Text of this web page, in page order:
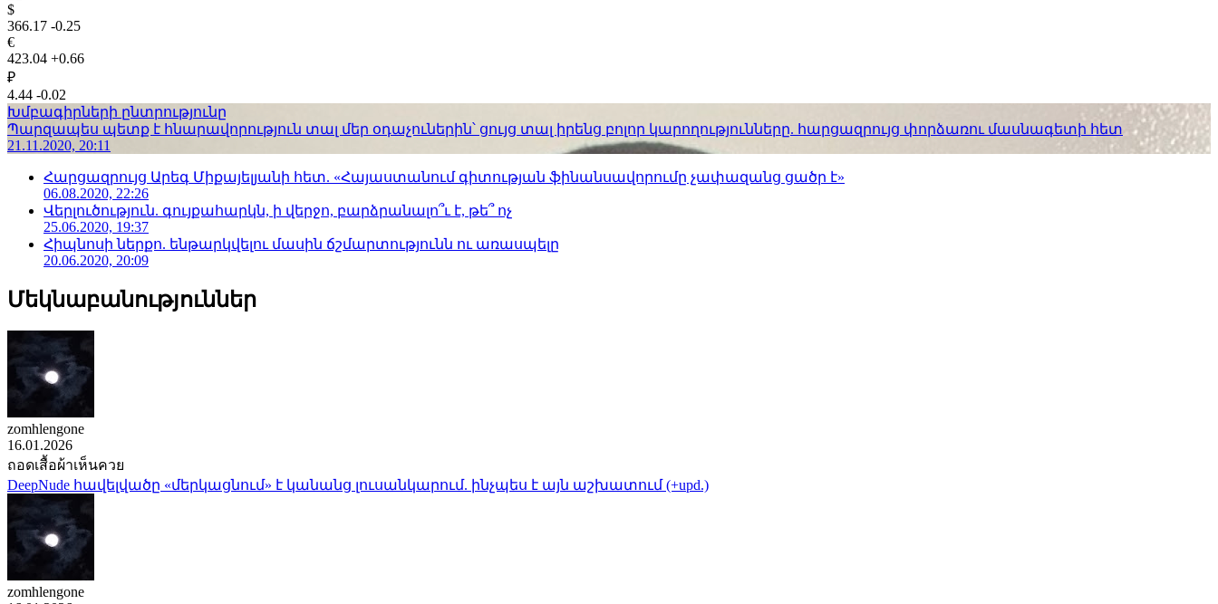
$
366.17 -0.25
€
423.04 +0.66
₽
4.44 -0.02
Խմբագիրների ընտրությունը
Պարզապես պետք է հնարավորություն տալ մեր օդաչուներին՝ ցույց տալ իրենց բոլոր կարողությունները. հարցազրույց փորձառու մասնագետի հետ
21.11.2020, 20:11
Հարցազրույց Արեգ Միքայելյանի հետ. «Հայաստանում գիտության ֆինանսավորումը չափազանց ցածր է»
06.08.2020, 22:26
Վերլուծություն. գույքահարկն, ի վերջո, բարձրանալո՞ւ է, թե՞ ոչ
25.06.2020, 19:37
Հիպնոսի ներքո. ենթարկվելու մասին ճշմարտությունն ու առասպելը
20.06.2020, 20:09
Մեկնաբանություններ
zomhlengone
16.01.2026
ถอดเสื้อผ้าเห็นควย
DeepNude հավելվածը «մերկացնում» է կանանց լուսանկարում. ինչպես է այն աշխատում (+upd.)
zomhlengone